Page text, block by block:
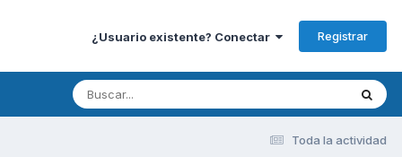
¿Usuario existente? Conectar Registrar
Toda la actividad